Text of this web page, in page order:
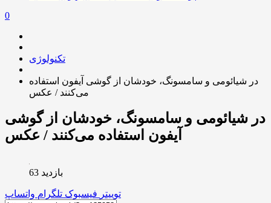
0
تکنولوژی
در شیائومی و سامسونگ، خودشان از گوشی آیفون استفاده
می‌کنند / عکس
در شیائومی و سامسونگ، خودشان از گوشی
آیفون استفاده می‌کنند / عکس
بازدید 63
توییتر فیسبوک تلگرام واتساپ